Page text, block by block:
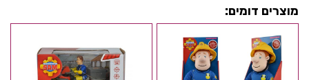
מוצרים דומים: